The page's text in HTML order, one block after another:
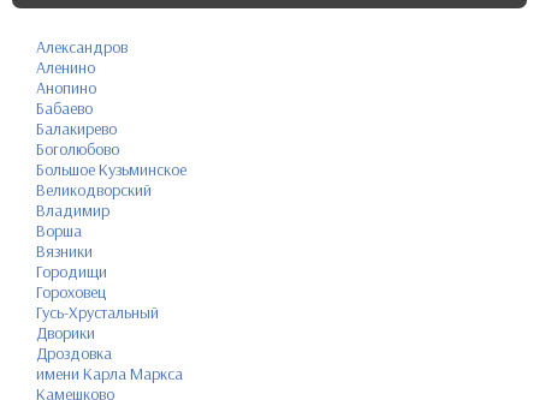
Александров
Аленино
Анопино
Бабаево
Балакирево
Боголюбово
Большое Кузьминское
Великодворский
Владимир
Ворша
Вязники
Городищи
Гороховец
Гусь-Хрустальный
Дворики
Дроздовка
имени Карла Маркса
Камешково